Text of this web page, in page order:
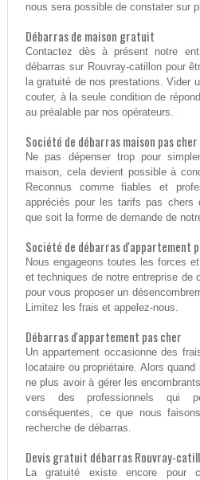
nous sera possible de constater sur
Débarras de maison gratuit
Contactez dès à présent notre
débarras sur Rouvray-catillon pour
la gratuité de nos prestations. Vider
couter, à la seule condition de
au préalable par nos opérateurs.
Société de débarras maison pas
Ne pas dépenser trop pour
maison, cela devient possible à
Reconnus comme fiables et
appréciés pour les tarifs pas chers
que soit la forme de demande de
Société de débarras d'appartement
Nous engageons toutes les forces
et techniques de notre entreprise de
pour vous proposer un
Limitez les frais et appelez-nous.
Débarras d'appartement pas cher
Un appartement occasionne des
locataire ou propriétaire. Alors
ne plus avoir à gérer les
vers des professionnels qui
conséquentes, ce que nous
recherche de débarras.
Devis gratuit débarras Rouvray-
La gratuité existe encore pour